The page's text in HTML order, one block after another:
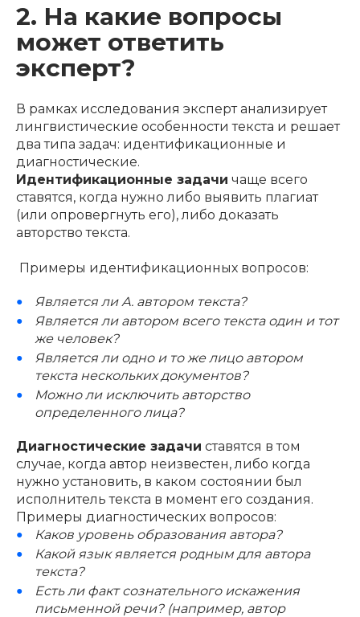
2. На какие вопросы
может ответить
эксперт?
В рамках исследования эксперт анализирует
лингвистические особенности текста и решает
два типа задач: идентификационные и
диагностические.
Идентификационные задачи чаще всего
ставятся, когда нужно либо выявить плагиат
(или опровергнуть его), либо доказать
авторство текста.
Примеры идентификационных вопросов:
Является ли А. автором текста?
Является ли автором всего текста один и тот
же человек?
Является ли одно и то же лицо автором
текста нескольких документов?
Можно ли исключить авторство
определенного лица?
Диагностические задачи ставятся в том
случае, когда автор неизвестен, либо когда
нужно установить, в каком состоянии был
исполнитель текста в момент его создания.
Примеры диагностических вопросов:
Каков уровень образования автора?
Какой язык является родным для автора
текста?
Есть ли факт сознательного искажения
письменной речи? (например, автор